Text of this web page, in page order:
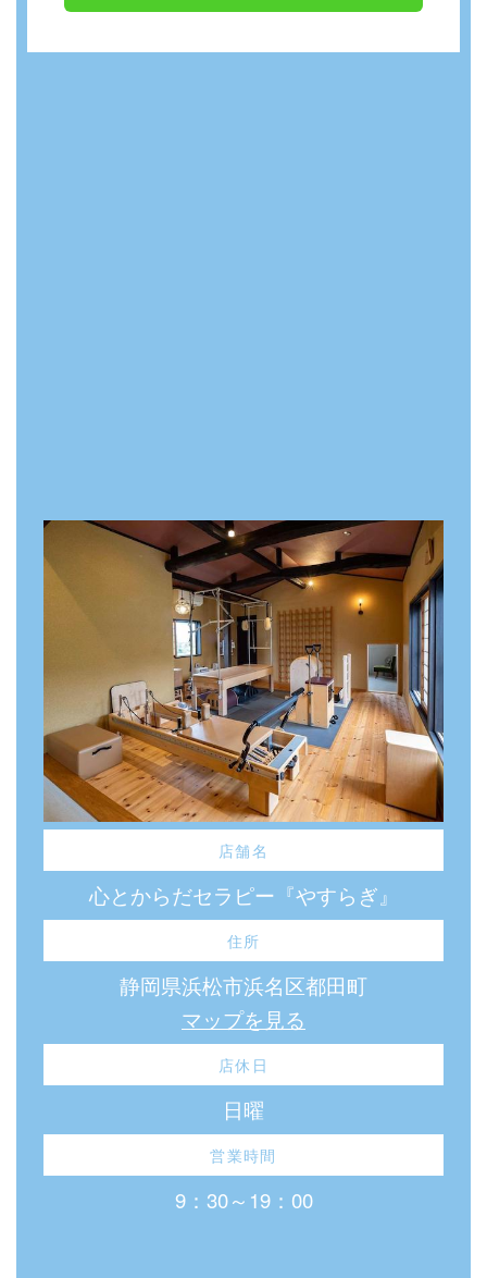
店舗名
心とからだセラピー『やすらぎ』
住所
静岡県浜松市浜名区都田町
マップを見る
店休日
日曜
営業時間
9：30～19：00